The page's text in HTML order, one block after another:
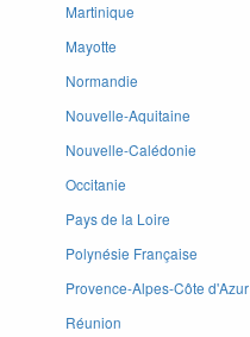
Martinique
Mayotte
Normandie
Nouvelle-Aquitaine
Nouvelle-Calédonie
Occitanie
Pays de la Loire
Polynésie Française
Provence-Alpes-Côte d'Azur
Réunion